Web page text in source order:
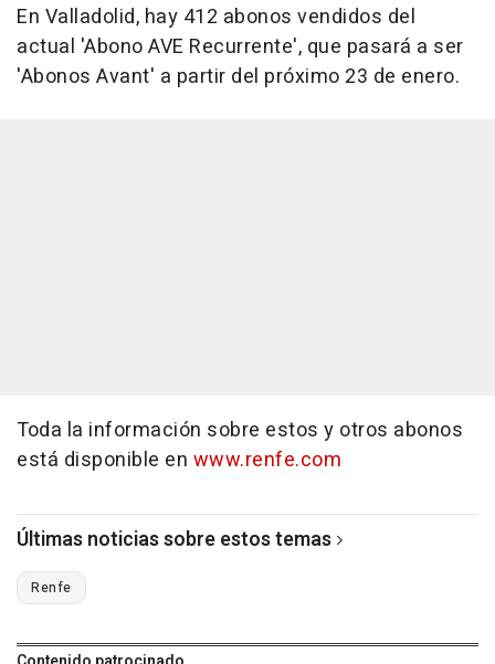
En Valladolid, hay 412 abonos vendidos del
actual 'Abono AVE Recurrente', que pasará a ser
'Abonos Avant' a partir del próximo 23 de enero.
Toda la información sobre estos y otros abonos
está disponible en www.renfe.com
Últimas noticias sobre estos temas
Renfe